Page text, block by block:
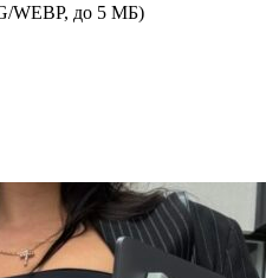
WEBP, до 5 МБ)